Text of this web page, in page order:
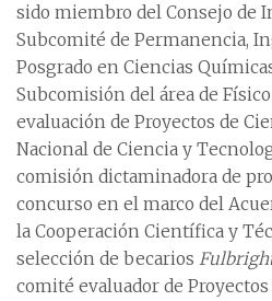
sido miembro del Consejo de
Subcomité de Permanencia,
Posgrado en Ciencias
Subcomisión del área de
evaluación de Proyectos de
Nacional de Ciencia y
comisión dictaminadora de
concurso en el marco del
la Cooperación Científica y
selección de becarios
comité evaluador de